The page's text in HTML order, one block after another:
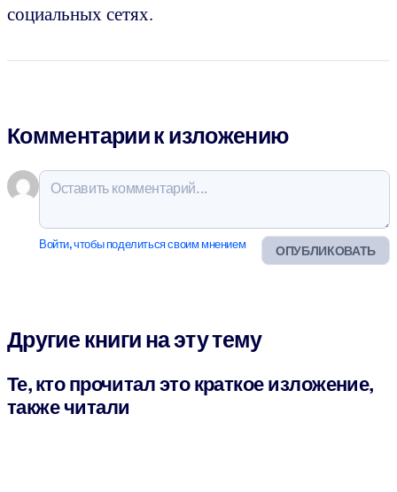
социальных сетях.
Комментарии к изложению
ОПУБЛИКОВАТЬ
Войти, чтобы поделиться своим мнением
Другие книги на эту тему
Те, кто прочитал это краткое изложение,
также читали